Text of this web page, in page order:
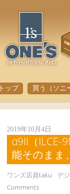
トップ 買う（ソニ
2019年10月4日
α9II（ILCE-
能そのまま
ワンズ店員taku デ
Comments